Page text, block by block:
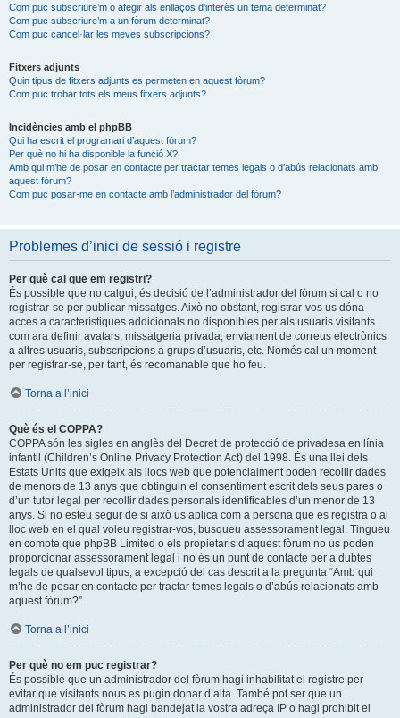
Com puc subscriure’m o afegir als enllaços d’interès un tema determinat?
Com puc subscriure’m a un fòrum determinat?
Com puc cancel·lar les meves subscripcions?
Fitxers adjunts
Quin tipus de fitxers adjunts es permeten en aquest fòrum?
Com puc trobar tots els meus fitxers adjunts?
Incidències amb el phpBB
Qui ha escrit el programari d’aquest fòrum?
Per què no hi ha disponible la funció X?
Amb qui m’he de posar en contacte per tractar temes legals o d’abús relacionats amb
aquest fòrum?
Com puc posar-me en contacte amb l’administrador del fòrum?
Problemes d’inici de sessió i registre
Per què cal que em registri?
És possible que no calgui, és decisió de l’administrador del fòrum si cal o no
registrar-se per publicar missatges. Això no obstant, registrar-vos us dóna
accés a característiques addicionals no disponibles per als usuaris visitants
com ara definir avatars, missatgeria privada, enviament de correus electrònics
a altres usuaris, subscripcions a grups d’usuaris, etc. Només cal un moment
per registrar-se, per tant, és recomanable que ho feu.
Torna a l’inici
Què és el COPPA?
COPPA són les sigles en anglès del Decret de protecció de privadesa en línia
infantil (Children’s Online Privacy Protection Act) del 1998. És una llei dels
Estats Units que exigeix als llocs web que potencialment poden recollir dades
de menors de 13 anys que obtinguin el consentiment escrit dels seus pares o
d’un tutor legal per recollir dades personals identificables d’un menor de 13
anys. Si no esteu segur de si això us aplica com a persona que es registra o al
lloc web en el qual voleu registrar-vos, busqueu assessorament legal. Tingueu
en compte que phpBB Limited o els propietaris d’aquest fòrum no us poden
proporcionar assessorament legal i no és un punt de contacte per a dubtes
legals de qualsevol tipus, a excepció del cas descrit a la pregunta “Amb qui
m’he de posar en contacte per tractar temes legals o d’abús relacionats amb
aquest fòrum?”.
Torna a l’inici
Per què no em puc registrar?
És possible que un administrador del fòrum hagi inhabilitat el registre per
evitar que visitants nous es pugin donar d’alta. També pot ser que un
administrador del fòrum hagi bandejat la vostra adreça IP o hagi prohibit el